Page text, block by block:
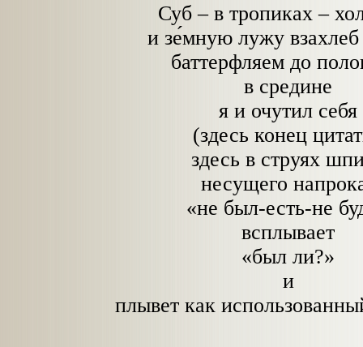
Суб – в тропиках –
и зе́мную лужу
баттерфляем до
в средине
я и очутил себя
(здесь конец
здесь в струях
несущего
«не был-есть-не
всплывает
«был ли?»
и
плывет как